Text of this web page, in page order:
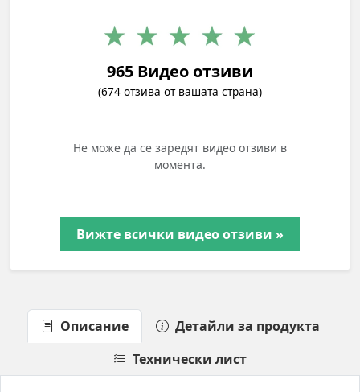
965 Видео отзиви
(674 отзива от вашата страна)
Не може да се заредят видео отзиви в
момента.
Вижте всички видео отзиви »
Описание
Детайли за продукта
Технически лист